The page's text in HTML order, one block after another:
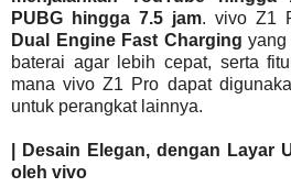
PUBG hingga 7.5 jam. vivo Z1
Dual Engine Fast Charging yang
baterai agar lebih cepat, serta
mana vivo Z1 Pro dapat
untuk perangkat lainnya.
| Desain Elegan, dengan Layar
oleh vivo